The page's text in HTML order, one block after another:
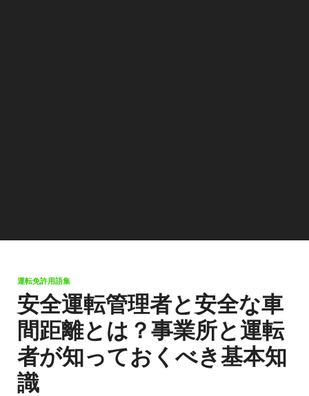
運転免許用語集
安全運転管理者と安全な車
間距離とは？事業所と運転
者が知っておくべき基本知
識